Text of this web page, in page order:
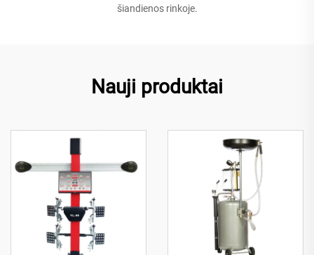
šiandienos rinkoje.
Nauji produktai